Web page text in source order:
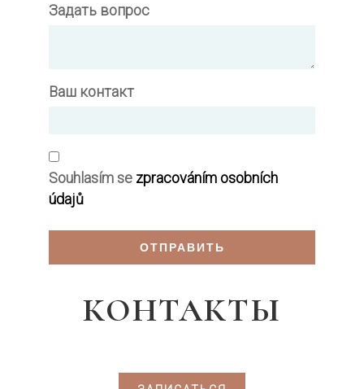
Задать вопрос
Ваш контакт
Souhlasím se zpracováním osobních
údajů
КОНТАКТЫ